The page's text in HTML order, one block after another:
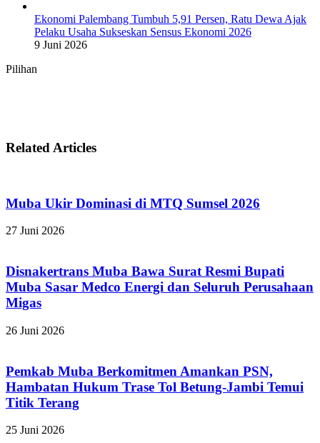
Ekonomi Palembang Tumbuh 5,91 Persen, Ratu Dewa Ajak
Pelaku Usaha Sukseskan Sensus Ekonomi 2026
9 Juni 2026
Pilihan
Related Articles
Muba Ukir Dominasi di MTQ Sumsel 2026
27 Juni 2026
Disnakertrans Muba Bawa Surat Resmi Bupati
Muba Sasar Medco Energi dan Seluruh Perusahaan
Migas
26 Juni 2026
Pemkab Muba Berkomitmen Amankan PSN,
Hambatan Hukum Trase Tol Betung-Jambi Temui
Titik Terang
25 Juni 2026